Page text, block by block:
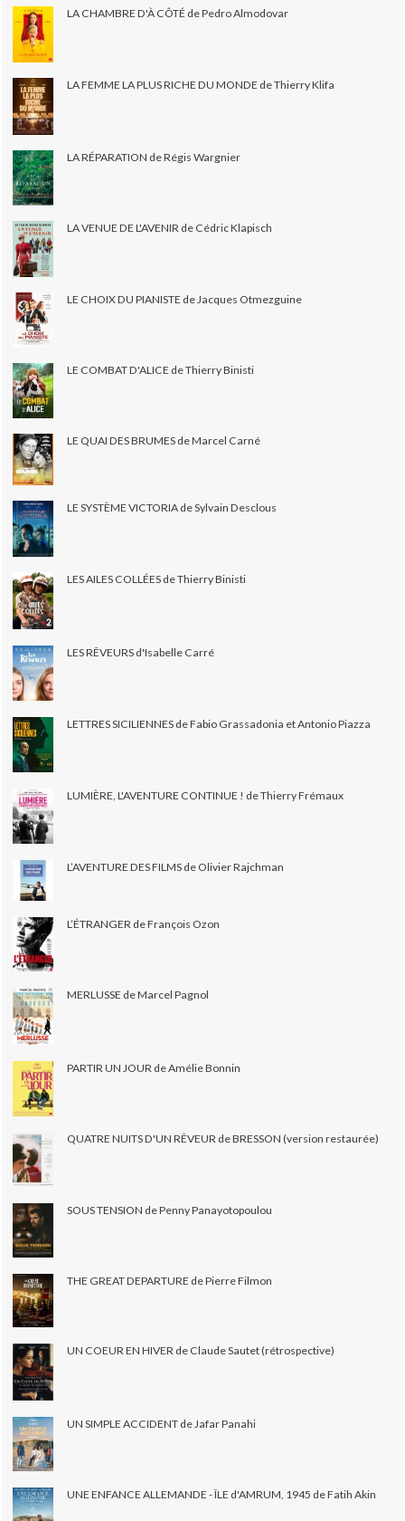
LA CHAMBRE D'À CÔTÉ de Pedro Almodovar
LA FEMME LA PLUS RICHE DU MONDE de Thierry Klifa
LA RÉPARATION de Régis Wargnier
LA VENUE DE L'AVENIR de Cédric Klapisch
LE CHOIX DU PIANISTE de Jacques Otmezguine
LE COMBAT D'ALICE de Thierry Binisti
LE QUAI DES BRUMES de Marcel Carné
LE SYSTÈME VICTORIA de Sylvain Desclous
LES AILES COLLÉES de Thierry Binisti
LES RÊVEURS d'Isabelle Carré
LETTRES SICILIENNES de Fabio Grassadonia et Antonio Piazza
LUMIÈRE, L'AVENTURE CONTINUE ! de Thierry Frémaux
L’AVENTURE DES FILMS de Olivier Rajchman
L’ÉTRANGER de François Ozon
MERLUSSE de Marcel Pagnol
PARTIR UN JOUR de Amélie Bonnin
QUATRE NUITS D'UN RÊVEUR de BRESSON (version restaurée)
SOUS TENSION de Penny Panayotopoulou
THE GREAT DEPARTURE de Pierre Filmon
UN COEUR EN HIVER de Claude Sautet (rétrospective)
UN SIMPLE ACCIDENT de Jafar Panahi
UNE ENFANCE ALLEMANDE - ÎLE d'AMRUM, 1945 de Fatih Akin